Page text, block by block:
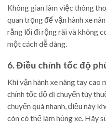
Không gian làm việc thông
quan trọng để vận hành xe
rằng lối đi rộng rãi và không
một cách dễ dàng.
6. Điều chỉnh tốc độ
Khi vận hành xe nâng tay
chỉnh tốc độ di chuyển tùy
chuyển quá nhanh, điều này
còn có thể làm hỏng xe. Hãy